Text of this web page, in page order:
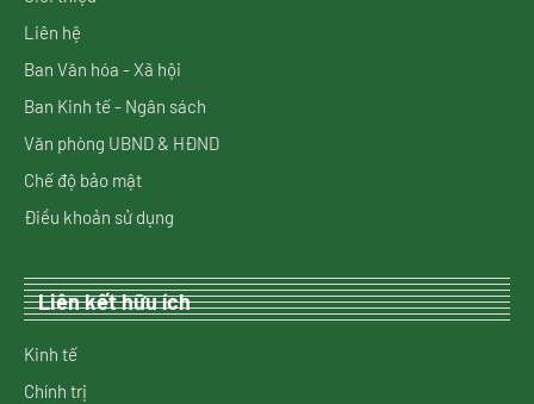
Liên hệ
Ban Văn hóa - Xã hội
Ban Kinh tế - Ngân sách
Văn phòng UBND & HĐND
Chế độ bảo mật
Điều khoản sử dụng
Liên kết hữu ích
Kinh tế
Chính trị